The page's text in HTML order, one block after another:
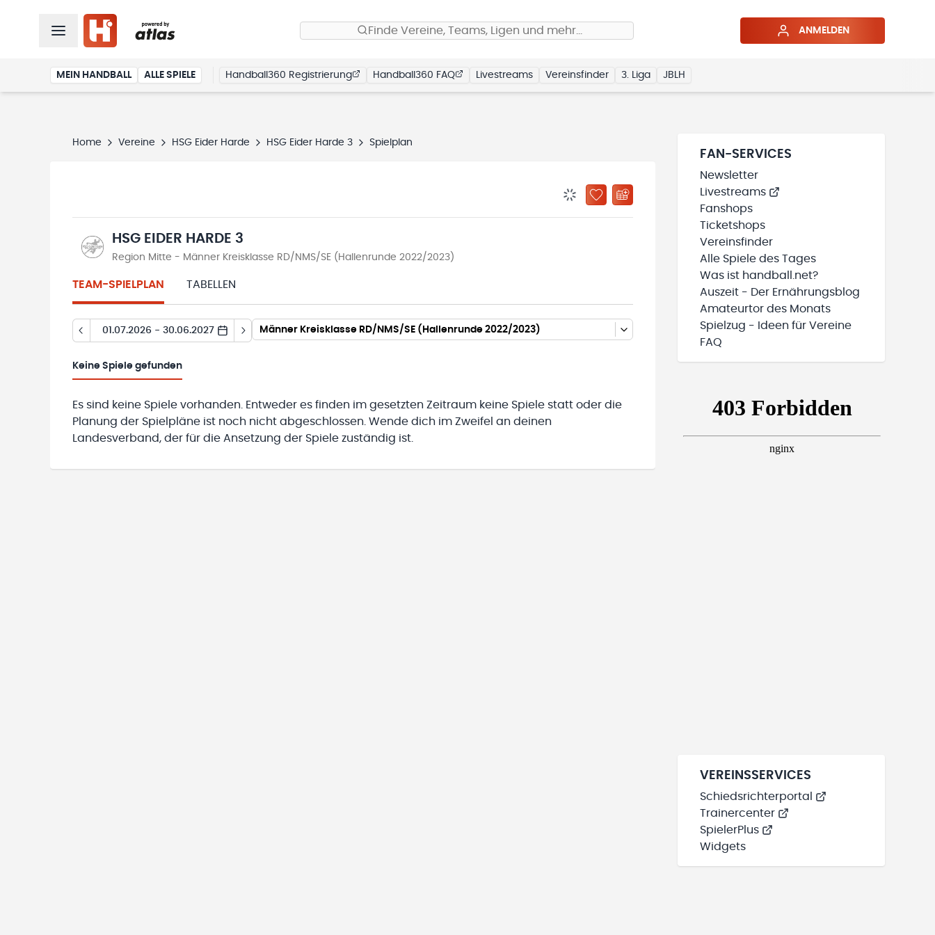
Finde Vereine, Teams, Ligen und mehr… ANMELDEN
MEIN HANDBALL ALLE SPIELE Handball360 Registrierung Handball360 FAQ Livestreams Vereinsfinder 3. Liga JBLH
Home Vereine HSG Eider Harde HSG Eider Harde 3 Spielplan
BENACHRICHTIGUNGSSTATUS WIRD GELADEN
ZU „MEINE TEAMS“ HINZUFÜGEN
HSG EIDER HARDE 3
Region Mitte - Männer Kreisklasse RD/NMS/SE (Hallenrunde 2022/2023)
TEAM-SPIELPLAN TABELLEN
01.07.2026 - 30.06.2027 Männer Kreisklasse RD/NMS/SE (Hallenrunde 2022/2023)
Keine Spiele gefunden
Es sind keine Spiele vorhanden. Entweder es finden im gesetzten Zeitraum keine Spiele statt oder die
Planung der Spielpläne ist noch nicht abgeschlossen. Wende dich im Zweifel an deinen
Landesverband, der für die Ansetzung der Spiele zuständig ist.
FAN-SERVICES
Newsletter
Livestreams
Fanshops
Ticketshops
Vereinsfinder
Alle Spiele des Tages
Was ist handball.net?
Auszeit - Der Ernährungsblog
Amateurtor des Monats
Spielzug - Ideen für Vereine
FAQ
VEREINSSERVICES
Schiedsrichterportal
Trainercenter
SpielerPlus
Widgets